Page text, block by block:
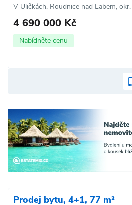
V Uličkách, Roudnice nad Labem,
4 690 000 Kč
Nabídněte cenu
Prodej bytu, 4+1, 77 m²